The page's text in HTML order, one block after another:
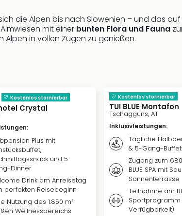
die Alpen bis nach Slowenien – und das
mit einer bunten Flora und Fauna
Alpen in vollen Zügen zu genießen.
Kostenlos stornierbar
Crystal
:
Plus mit
und 5-
Dinner
Drink am Anreisetag
perfekten Reisebeginn
Nutzung des 1.850 m²
Wellnessbereichs
Kostenlos stornierbar
TUI BLUE Montafon
Tschagguns, AT
Inklusivleistungen:
Tägliche
& 5-Gang-
Zugang zum
BLUE SPA mit
Sonnenterrasse
Teilnahme am
Sportprogramm
Verfügbarkeit)